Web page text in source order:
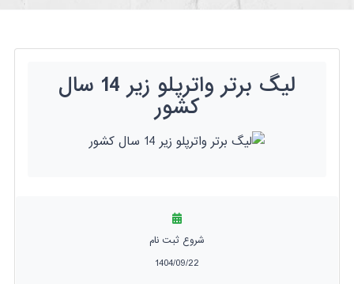
لیگ برتر واترپلو زیر 14 سال
کشور
شروع ثبت نام
1404/09/22